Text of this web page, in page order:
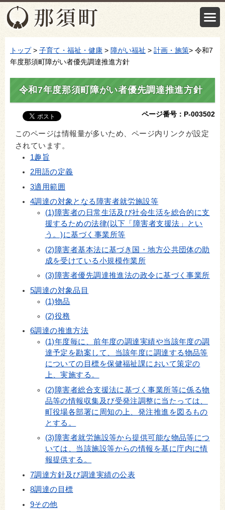
トップ> 子育て・福祉・健康 > 障がい福祉 > 計画・施策> 令和7
年度那須町障がい者優先調達推進方針
令和7年度那須町障がい者優先調達推進方針
ページ番号：P-003502
このページは情報量が多いため、ページ内リンクが設定
されています。
1趣旨
2用語の定義
3適用範囲
4調達の対象となる障害者就労施設等
(1)障害者の日常生活及び社会生活を総合的に支
援するための法律(以下「障害者支援法」とい
う。)に基づく事業所等
(2)障害者基本法に基づき国・地方公共団体の助
成を受けている小規模作業所
(3)障害者優先調達推進法の政令に基づく事業所
5調達の対象品目
(1)物品
(2)役務
6調達の推進方法
(1)年度毎に、前年度の調達実績や当該年度の調
達予定を勘案して、当該年度に調達する物品等
についての目標を保健福祉課において策定の
上、実施する。
(2)障害者総合支援法に基づく事業所等に係る物
品等の情報収集及び受発注調整に当たっては、
町役場各部署に周知の上、発注推進を図るもの
とする。
(3)障害者就労施設等から提供可能な物品等につ
いては、当該施設等からの情報を基に庁内に情
報提供する。
7調達方針及び調達実績の公表
8調達の目標
9その他